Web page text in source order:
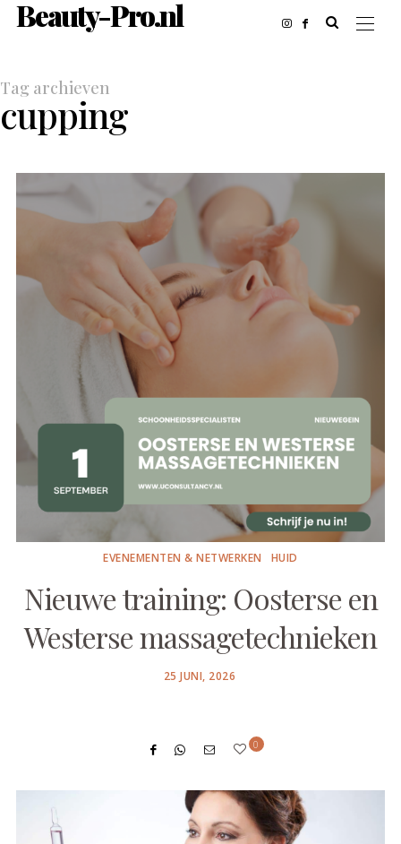
Beauty-Pro.nl
Tag archieven
cupping
EVENEMENTEN & NETWERKEN HUID
Nieuwe training: Oosterse en
Westerse massagetechnieken
POSTED
25 JUNI, 2026
0